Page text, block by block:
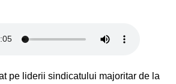
pe liderii sindicatului majoritar de la